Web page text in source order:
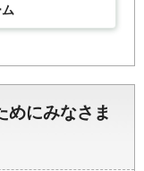
めにみなさま